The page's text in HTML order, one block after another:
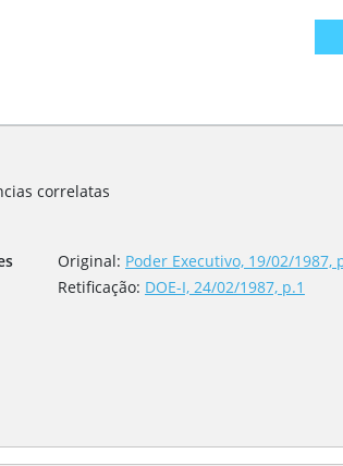
correlatas
Original: Poder Executivo, 19/02/1987,
Retificação: DOE-I, 24/02/1987, p.1